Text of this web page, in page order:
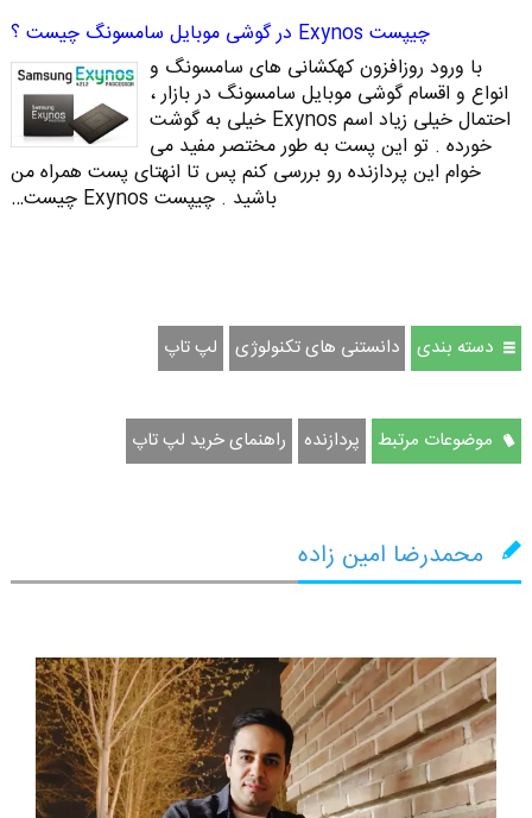
چیپست Exynos در گوشی موبایل سامسونگ چیست ؟
با ورود روزافزون کهکشانی های سامسونگ و
انواع و اقسام گوشی موبایل سامسونگ در بازار ،
احتمال خیلی زیاد اسم Exynos خیلی به گوشت
خورده . تو این پست به طور مختصر مفید می
خوام این پردازنده رو بررسی کنم پس تا انهتای پست همراه من
باشید . چیپست Exynos چیست…
دسته بندی دانستنی های تکنولوژی لپ تاپ
موضوعات مرتبط پردازنده راهنمای خرید لپ تاپ
محمدرضا امین زاده